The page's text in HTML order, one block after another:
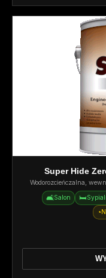
Super Hide
Wodorozcieńczalna,
🛋️Salon 🛏️
◔